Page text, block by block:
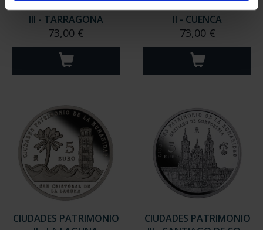
CIUDADES PATRIMONIO
III - TARRAGONA
73,00 €
CIUDADES PATRIMONIO
II - CUENCA
73,00 €